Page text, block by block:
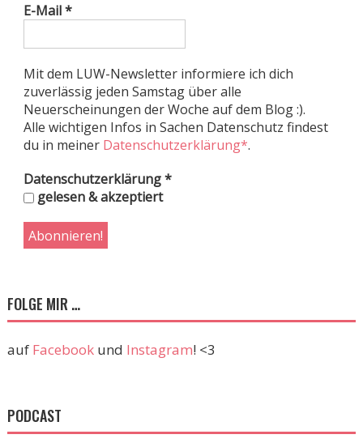
E-Mail*
Mit dem LUW-Newsletter informiere ich dich
zuverlässig jeden Samstag über alle
Neuerscheinungen der Woche auf dem Blog :).
Alle wichtigen Infos in Sachen Datenschutz findest
du in meiner Datenschutzerklärung*.
Datenschutzerklärung*
gelesen & akzeptiert
FOLGE MIR …
auf Facebookund Instagram! <3
PODCAST